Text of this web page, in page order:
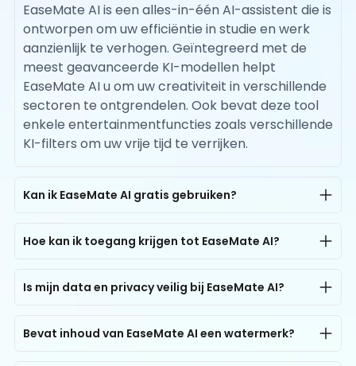
EaseMate AI is een alles-in-één AI-assistent die is
ontworpen om uw efficiëntie in studie en werk
aanzienlijk te verhogen. Geïntegreerd met de
meest geavanceerde KI-modellen helpt
EaseMate AI u om uw creativiteit in verschillende
sectoren te ontgrendelen. Ook bevat deze tool
enkele entertainmentfuncties zoals verschillende
KI-filters om uw vrije tijd te verrijken.
Kan ik EaseMate AI gratis gebruiken?
gebruikers. Elke gebruiker kan tot 200K AI-chat
beeldgeneratie kan iedereen een keer gratis
proberen om afbeeldingen te maken via AI met
je je aanmeldt, ontvang je 30 gratis credits, en je
Hoe kan ik toegang krijgen tot EaseMate AI?
als smartphones. Je kunt op elk moment en
platform. Open gewoon je browser op elk
Is mijn data en privacy veilig bij EaseMate AI?
en gegevensbeveiliging als kernprincipes. Het is
Bevat inhoud van EaseMate AI een watermerk?